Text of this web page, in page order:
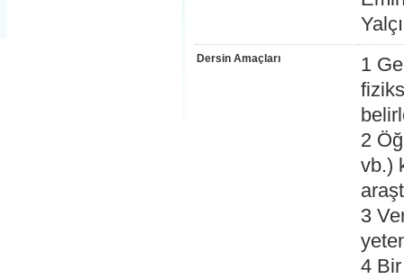
Dersin Amaçları
1
2
vb.)
3
4